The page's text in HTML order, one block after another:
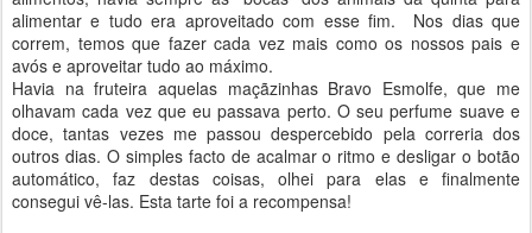
alimentar e tudo era aproveitado com esse fim. Nos dias que
correm, temos que fazer cada vez mais como os nossos pais e
avós e aproveitar tudo ao máximo.
Havia na fruteira aquelas maçãzinhas Bravo Esmolfe, que me
olhavam cada vez que eu passava perto. O seu perfume suave e
doce, tantas vezes me passou despercebido pela correria dos
outros dias. O simples facto de acalmar o ritmo e desligar o botão
automático, faz destas coisas, olhei para elas e finalmente
consegui vê-las. Esta tarte foi a recompensa!